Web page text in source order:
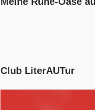
Club LiterAUTur